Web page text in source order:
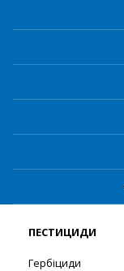
ПЕСТИЦИДИ
Гербіциди